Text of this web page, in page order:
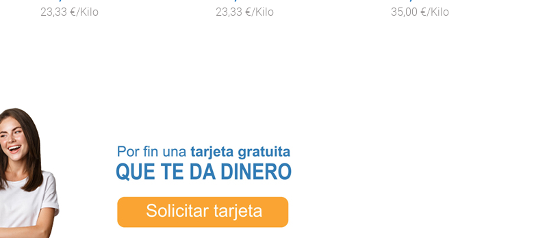
23,33 €/Kilo 23,33 €/Kilo 35,00 €/Kilo